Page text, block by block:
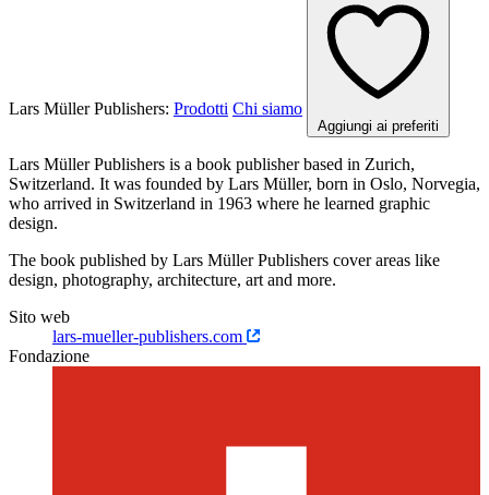
Lars Müller Publishers: Prodotti Chi siamo
Aggiungi ai preferiti
Lars Müller Publishers is a book publisher based in Zurich,
Switzerland. It was founded by Lars Müller, born in Oslo, Norvegia,
who arrived in Switzerland in 1963 where he learned graphic
design.
The book published by Lars Müller Publishers cover areas like
design, photography, architecture, art and more.
Sito web
lars-mueller-publishers.com
Fondazione